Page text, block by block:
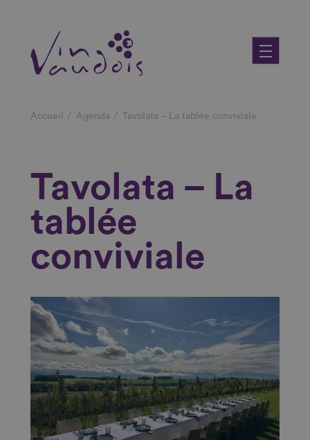
principal
Fil
Accueil Agenda Tavolata – La tablée conviviale
Tavolata – La
tablée
conviviale